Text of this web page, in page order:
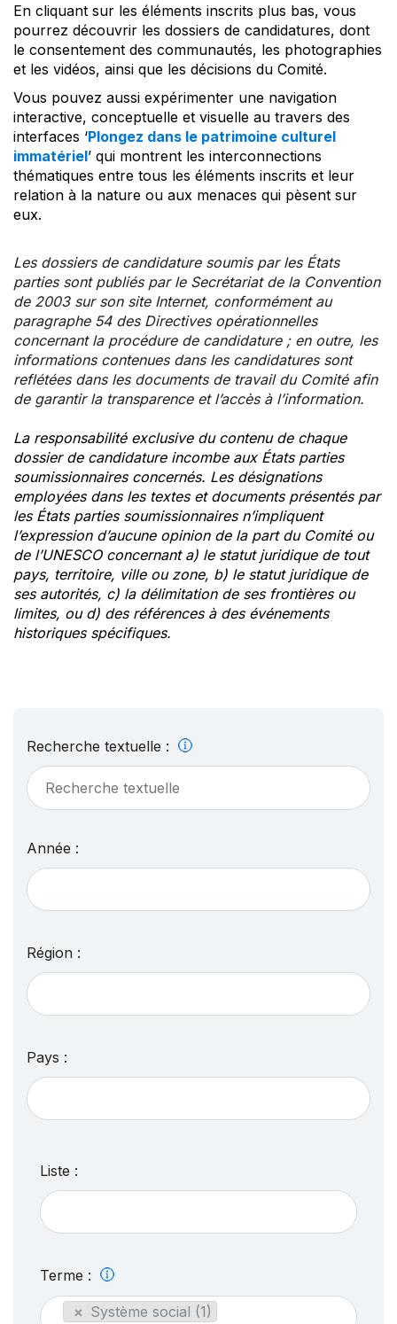
En cliquant sur les éléments inscrits plus bas, vous
pourrez découvrir les dossiers de candidatures, dont
le consentement des communautés, les photographies
et les vidéos, ainsi que les décisions du Comité.
Vous pouvez aussi expérimenter une navigation
interactive, conceptuelle et visuelle au travers des
interfaces ‘Plongez dans le patrimoine culturel
immatériel’ qui montrent les interconnections
thématiques entre tous les éléments inscrits et leur
relation à la nature ou aux menaces qui pèsent sur
eux.
Les dossiers de candidature soumis par les États
parties sont publiés par le Secrétariat de la Convention
de 2003 sur son site Internet, conformément au
paragraphe 54 des Directives opérationnelles
concernant la procédure de candidature ; en outre, les
informations contenues dans les candidatures sont
reflétées dans les documents de travail du Comité afin
de garantir la transparence et l’accès à l’information.
La responsabilité exclusive du contenu de chaque
dossier de candidature incombe aux États parties
soumissionnaires concernés. Les désignations
employées dans les textes et documents présentés par
les États parties soumissionnaires n’impliquent
l’expression d’aucune opinion de la part du Comité ou
de l’UNESCO concernant a) le statut juridique de tout
pays, territoire, ville ou zone, b) le statut juridique de
ses autorités, c) la délimitation de ses frontières ou
limites, ou d) des références à des événements
historiques spécifiques.
Recherche textuelle :
Année :
Région :
Pays :
Liste :
Terme :
× Système social (1)